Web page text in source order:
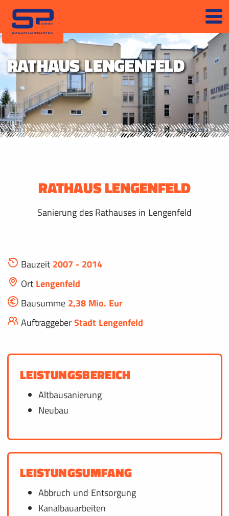
RATHAUS LENGENFELD
RATHAUS LENGENFELD
Sanierung des Rathauses in Lengenfeld
Bauzeit 2007 - 2014
Ort Lengenfeld
Bausumme 2,38 Mio. Eur
AuftraggeberStadt Lengenfeld
LEISTUNGSBEREICH
Altbausanierung
Neubau
LEISTUNGSUMFANG
Abbruch und Entsorgung
Kanalbauarbeiten